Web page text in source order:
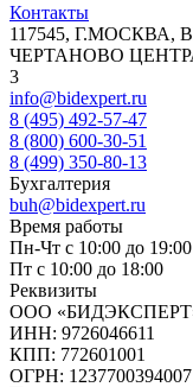
Контакты
117545,
ЧЕРТАНОВО
3
info@bidexpert.ru
8 (495) 492-57-47
8 (800) 600-30-51
8 (499) 350-80-13
Бухгалтерия
buh@bidexpert.ru
Время работы
Пн-Чт с 10:00 до 19:00
Пт с 10:00 до 18:00
Реквизиты
ООО
ИНН: 9726046611
КПП: 772601001
ОГРН: 1237700394007